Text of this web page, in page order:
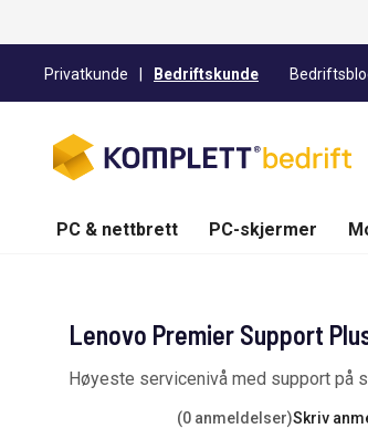
Privatkunde Bedriftskunde
PC & nettbrett PC-skjermer
Lenovo Premier Support
Høyeste servicenivå med support på
(0 anmeldelser)Skriv